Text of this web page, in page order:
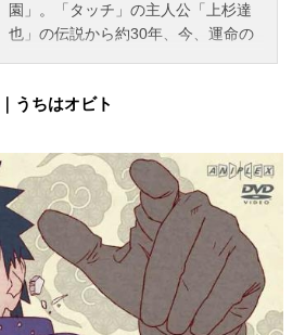
園」。「タッチ」の主人公「上杉達
也」の伝説から約30年、今、運命の
日が同じ、双子？の兄弟となった
明青学園・中等部の野球部に所属す
る中学2年生。走一郎は捕手、打者と
して活躍。投馬は「ある理由」から
三塁手を務めているが、人並み外れ
た投手の才能を隠し持っていた。走
一郎の実妹で、投馬とは血の繋がら
ない義理の妹「立花音美」も中学に
入学し、2人の周囲はなにやら騒がし
｜うちはオビト